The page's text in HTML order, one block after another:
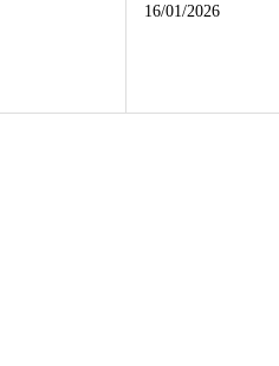
16/01/2026